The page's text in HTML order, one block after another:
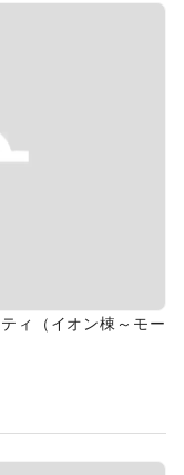
ィ（イオン棟～モー